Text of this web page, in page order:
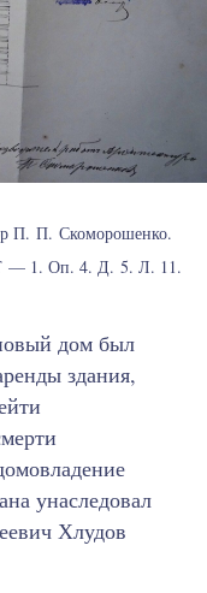
П. П. Скоморошенко.
— 1. Оп. 4. Д. 5. Л. 11.
дом был
здания,
унаследовал
Хлудов